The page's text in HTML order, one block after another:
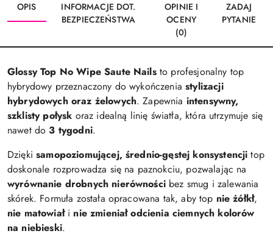
OPIS
INFORMACJE DOT.
BEZPIECZEŃSTWA
OPINIE I
OCENY
(0)
ZADAJ
PYTANIE
Glossy Top No Wipe Saute Nailsto profesjonalny top
hybrydowy przeznaczony do wykończeniastylizacji
hybrydowych oraz żelowych. Zapewnia intensywny,
szklisty połysk oraz idealną linię światła, która utrzymuje się
nawet do3 tygodni.
Dziękisamopoziomującej, średnio-gęstej konsystencji top
doskonale rozprowadza się na paznokciu, pozwalając na
wyrównanie drobnych nierównościbez smug i zalewania
skórek. Formuła została opracowana tak, aby top nie żółkł,
nie matowiałi nie zmieniał odcienia ciemnych kolorów
na niebieski.